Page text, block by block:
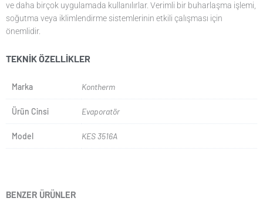
ve daha birçok uygulamada kullanılırlar. Verimli bir buharlaşma işlemi,
soğutma veya iklimlendirme sistemlerinin etkili çalışması için
önemlidir.
TEKNIK ÖZELLIKLER
Marka Kontherm
Ürün Cinsi Evaporatör
Model KES 3516A
BENZER ÜRÜNLER